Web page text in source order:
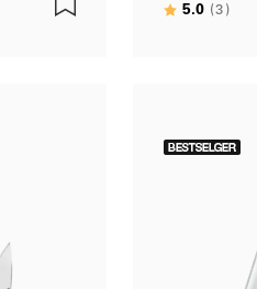
Karakter:
5.0 (3)